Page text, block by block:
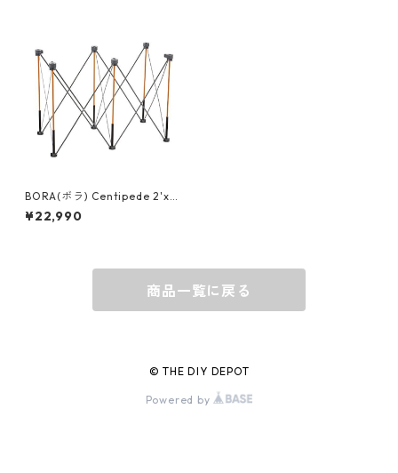
グローブ
グラス
BEHRENS
BELL
BORA(ボラ) Centipede 2'x
4'センチピード ワークスタン
ドキット [Hi] CTC6
¥22,990
商品一覧に戻る
© THE DIY DEPOT
Powered by